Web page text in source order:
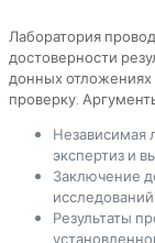
Лаборатория
достоверности
донных
проверку.
Независимая
экспертиз и
Заключение
исследований.
Результаты